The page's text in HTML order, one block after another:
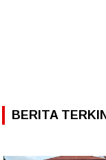
BERITA TERKINI